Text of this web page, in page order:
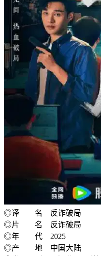
◎译 名 反诈破局
◎片 名 反诈破局
◎年 代 2025
◎产 地 中国大陆